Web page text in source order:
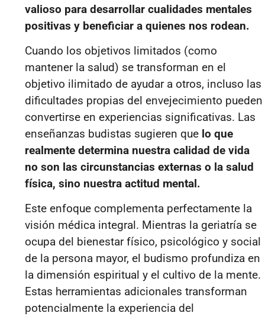
valioso para desarrollar cualidades mentales
positivas y beneficiar a quienes nos rodean.
Cuando los objetivos limitados (como
mantener la salud) se transforman en el
objetivo ilimitado de ayudar a otros, incluso las
dificultades propias del envejecimiento pueden
convertirse en experiencias significativas. Las
enseñanzas budistas sugieren que lo que
realmente determina nuestra calidad de vida
no son las circunstancias externas o la salud
física, sino nuestra actitud mental.
Este enfoque complementa perfectamente la
visión médica integral. Mientras la geriatría se
ocupa del bienestar físico, psicológico y social
de la persona mayor, el budismo profundiza en
la dimensión espiritual y el cultivo de la mente.
Estas herramientas adicionales transforman
potencialmente la experiencia del